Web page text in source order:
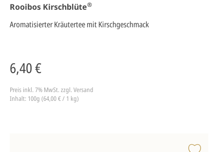
Rooibos Kirschblüte®
Aromatisierter Kräutertee mit Kirschgeschmack
6,40 €
Preis inkl. 7% MwSt. zzgl. Versand
Inhalt: 100g (64,00 € / 1 kg)